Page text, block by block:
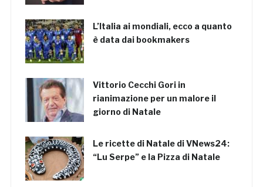
L’Italia ai mondiali, ecco a quanto
è data dai bookmakers
Vittorio Cecchi Gori in
rianimazione per un malore il
giorno di Natale
Le ricette di Natale di VNews24:
“Lu Serpe” e la Pizza di Natale